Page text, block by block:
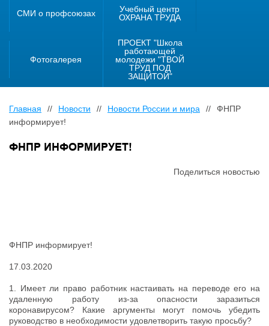
СМИ о профсоюзах
Учебный центр
ОХРАНА ТРУДА
Фотогалерея
ПРОЕКТ "Школа
работающей
молодежи "ТВОЙ
ТРУД ПОД
ЗАЩИТОЙ"
Главная // Новости // Новости России и мира //
ФНПР
информирует!
ФНПР ИНФОРМИРУЕТ!
Поделиться новостью
ФНПР информирует!
17.03.2020
1. Имеет ли право работник настаивать на переводе его на
удаленную работу из-за опасности заразиться
коронавирусом? Какие аргументы могут помочь убедить
руководство в необходимости удовлетворить такую просьбу?